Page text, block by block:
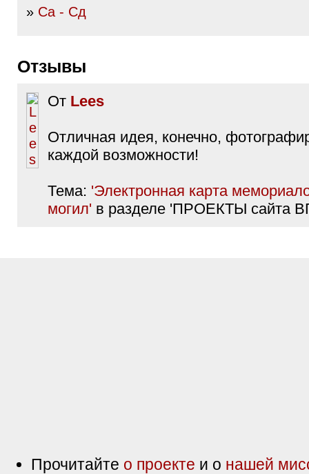
» Са - Сд
Отзывы
От Lees
Отличная идея, конечно,
каждой возможности!
Тема: 'Электронная карта
могил' в разделе 'ПРОЕКТЫ сайта
Прочитайте о проекте и о нашей